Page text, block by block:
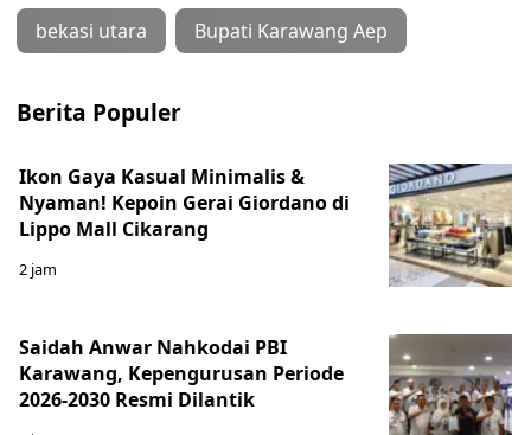
bekasi utara Bupati Karawang Aep
Berita Populer
Ikon Gaya Kasual Minimalis &
Nyaman! Kepoin Gerai Giordano di
Lippo Mall Cikarang
2 jam
Saidah Anwar Nahkodai PBI
Karawang, Kepengurusan Periode
2026-2030 Resmi Dilantik